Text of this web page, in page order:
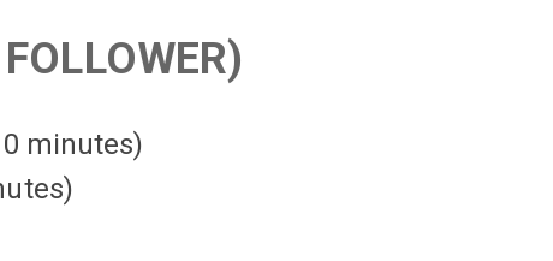
FOLLOWER)
minutes)